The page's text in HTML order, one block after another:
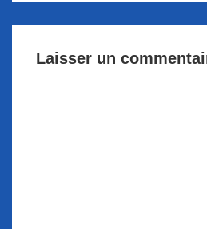
Laisser un